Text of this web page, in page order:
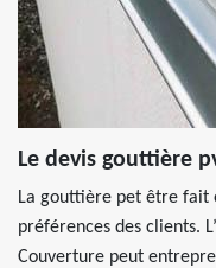
Le devis gouttière
La gouttière pet être fait
préférences des clients.
Couverture peut